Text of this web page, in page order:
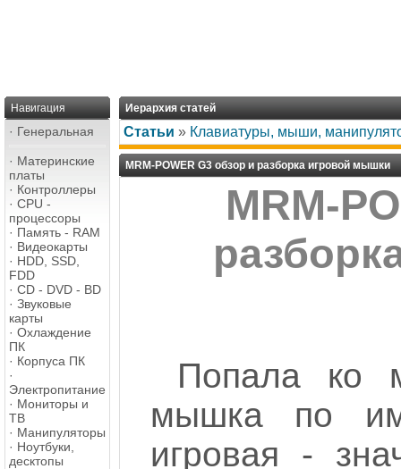
Навигация
· Генеральная
· Материнские
платы
· Контроллеры
· CPU -
процессоры
· Память - RAM
· Видеокарты
· HDD, SSD,
FDD
· CD - DVD - BD
· Звуковые
карты
· Охлаждение
ПК
· Корпуса ПК
·
Электропитание
· Мониторы и
ТВ
· Манипуляторы
· Ноутбуки,
десктопы
Иерархия статей
Статьи » Клавиатуры, мыши,
MRM-POWER G3 обзор и разборка игровой мышки
MRM-
Попала ко
мышка по
игровая -